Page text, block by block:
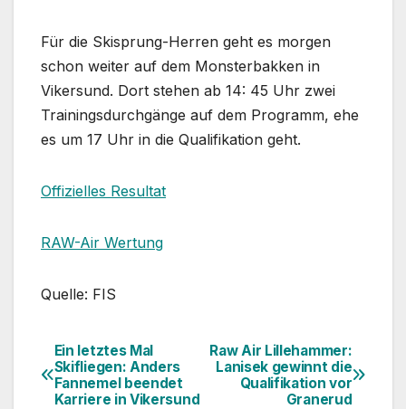
Für die Skisprung-Herren geht es morgen
schon weiter auf dem Monsterbakken in
Vikersund. Dort stehen ab 14: 45 Uhr zwei
Trainingsdurchgänge auf dem Programm, ehe
es um 17 Uhr in die Qualifikation geht.
Offizielles Resultat
RAW-Air Wertung
Quelle: FIS
Beitragsnavigation
Raw Air Lillehammer:
Lanisek gewinnt die
Qualifikation vor
Granerud
Ein letztes Mal
Skifliegen: Anders
Fannemel beendet
Karriere in Vikersund